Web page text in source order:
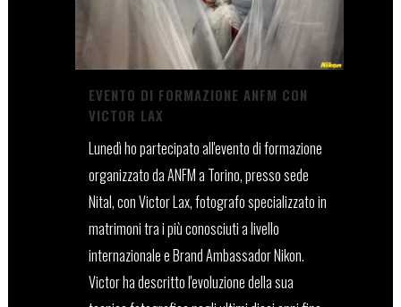
EVENTO DI FORMAZIONE ANFM CON
VICTOR LAX
Lunedì ho partecipato all'evento di formazione
organizzato da ANFM a Torino, presso sede
Nital, con Victor Lax, fotografo specializzato in
matrimoni tra i più conosciuti a livello
internazionale e Brand Ambassador Nikon.
Victor ha descritto l'evoluzione della sua